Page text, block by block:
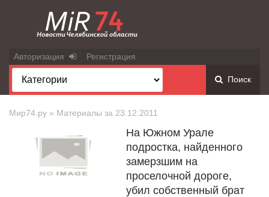
Авторизация Регистрация
Поиск
Мир74.ру » Материалы за 23.12.2011
На Южном Урале
подростка, найденного
замерзшим на
проселочной дороге,
убил собственный брат